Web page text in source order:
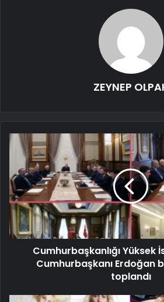
ZEYNEP
Cumhurbaşkanlığı Yüksek
Cumhurbaşkanı Erdoğan
toplandı